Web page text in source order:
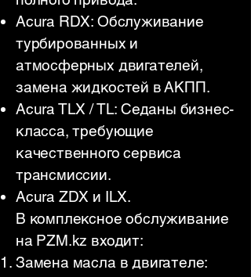
Acura RDX: Обслуживание
турбированных и
атмосферных двигателей,
замена жидкостей в АКПП.
Acura TLX / TL: Седаны бизнес-
класса, требующие
качественного сервиса
трансмиссии.
Acura ZDX и ILX.
В комплексное обслуживание
на PZM.kz входит:
Замена масла в двигателе: